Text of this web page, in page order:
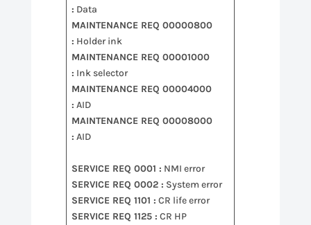
: Data
MAINTENANCE REQ 00000800
: Holder ink
MAINTENANCE REQ 00001000
: Ink selector
MAINTENANCE REQ 00004000
: AID
MAINTENANCE REQ 00008000
: AID
SERVICE REQ 0001 : NMI error
SERVICE REQ 0002 : System error
SERVICE REQ 1101 : CR life error
SERVICE REQ 1125 : CR HP